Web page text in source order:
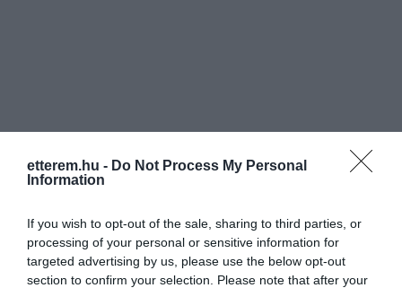
etterem.hu - Do Not Process My Personal
Information
If you wish to opt-out of the sale, sharing to third parties, or
processing of your personal or sensitive information for
targeted advertising by us, please use the below opt-out
section to confirm your selection. Please note that after your
Információk
Nyitvatartás: Ma: 11:30 - 19:30 Mutass többet
Konyha típus: Pizzéria
Olasz
Elfogadott kártyák:
Felszereltség:
Melegétel, Terasz, Parkoló